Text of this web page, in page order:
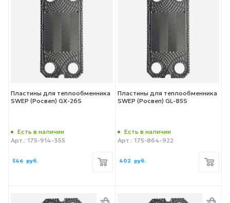
Пластины для теплообменника
SWEP (Росвеп) GX-26S
Есть в наличии
Арт.: 175-914-355
546 руб.
Пластины для теплообменника
SWEP (Росвеп) GL-85S
Есть в наличии
Арт.: 175-864-922
402 руб.